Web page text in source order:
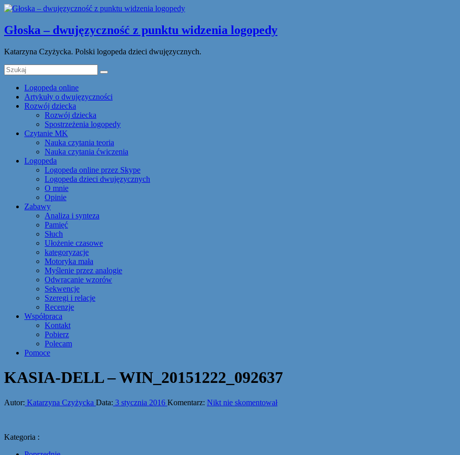
Głoska – dwujęzyczność z punktu widzenia logopedy
Katarzyna Czyżycka. Polski logopeda dzieci dwujęzycznych.
Logopeda online
Artykuły o dwujęzyczności
Rozwój dziecka
Rozwój dziecka
Spostrzeżenia logopedy
Czytanie MK
Nauka czytania teoria
Nauka czytania ćwiczenia
Logopeda
Logopeda online przez Skype
Logopeda dzieci dwujęzycznych
O mnie
Opinie
Zabawy
Analiza i synteza
Pamięć
Słuch
Ułożenie czasowe
kategoryzacje
Motoryka mała
Myślenie przez analogie
Odwracanie wzorów
Sekwencje
Szeregi i relacje
Recenzje
Współpraca
Kontakt
Pobierz
Polecam
Pomoce
KASIA-DELL – WIN_20151222_092637
Autor: Katarzyna Czyżycka Data: 3 stycznia 2016 Komentarz: Nikt nie skomentował
Kategoria :